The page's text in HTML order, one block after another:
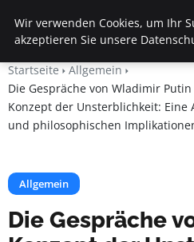
Beyond Surface
Startseite
Allgemein
Die Gespräche von Wladimir
Konzept der Unsterblichkeit: Eine
und philosophischen
Allgemein
Die Gespräche
Wir verwenden Cookies, um Ihr
akzeptieren Sie unsere